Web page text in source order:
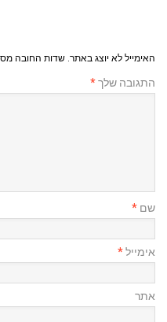
האימייל לא יוצג באתר. שדות החובה
התגובה שלך*
שם *
אימייל*
אתר